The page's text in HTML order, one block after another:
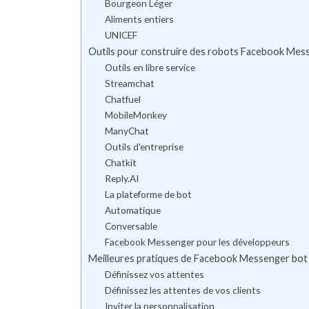
Bourgeon Léger
Aliments entiers
UNICEF
Outils pour construire des robots Facebook
Outils en libre service
Streamchat
Chatfuel
MobileMonkey
ManyChat
Outils d'entreprise
Chatkit
Reply.AI
La plateforme de bot
Automatique
Conversable
Facebook Messenger pour les développeurs
Meilleures pratiques de Facebook Messenger bot
Définissez vos attentes
Définissez les attentes de vos clients
Inviter la personnalisation